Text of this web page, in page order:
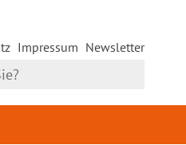
Impressum Newsletter